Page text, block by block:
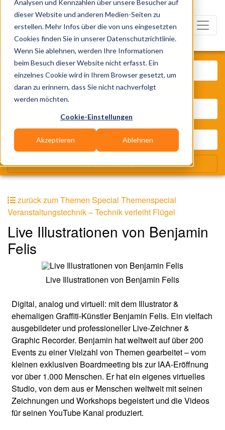
Analysen und Kennzahlen über unsere Besucher auf
dieser Website und anderen Medien-Seiten zu
erstellen. Mehr Infos über die von uns eingesetzten
Cookies finden Sie in unserer Datenschutzrichtlinie.
Wenn Sie ablehnen, werden Ihre Informationen
beim Besuch dieser Website nicht erfasst. Ein
einzelnes Cookie wird in Ihrem Browser gesetzt, um
daran zu erinnern, dass Sie nicht nachverfolgt
werden möchten.
Cookie-Einstellungen
Akzeptieren Ablehnen
zurück zum Themen Special Themenspecial
Veranstaltungstechnik – Technik verleiht Flügel
Live Illustrationen von Benjamin
Felis
Live Illustrationen von Benjamin Felis
Digital, analog und virtuell: mit dem Illustrator &
ehemaligen Graffiti-Künstler Benjamin Felis. Ein vielfach
ausgebildeter und professioneller Live-Zeichner &
Graphic Recorder. Benjamin hat weltweit auf über 200
Events zu einer Vielzahl von Themen gearbeitet – vom
kleinen exklusiven Boardmeeting bis zur IAA-Eröffnung
vor über 1.000 Menschen. Er hat ein eigenes virtuelles
Studio, von dem aus er Menschen weltweit mit seinen
Zeichnungen und Workshops begeistert und die Videos
für seinen YouTube Kanal produziert.
Was? Künstler, Zelte, Bands,
Wo? Stadt, PLZ, Ort
Wir suchen für Dich